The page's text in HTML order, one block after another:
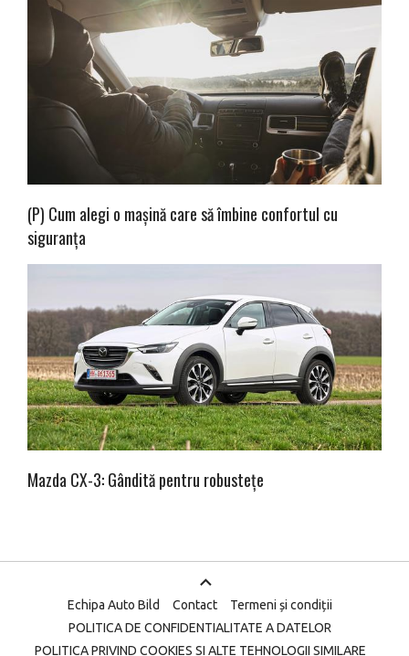
(P) Cum alegi o mașină care să îmbine confortul cu
siguranța
Mazda CX-3: Gândită pentru robustețe
Echipa Auto Bild Contact
Termeni și condiții
POLITICA DE CONFIDENTIALITATE A DATELOR
POLITICA PRIVIND COOKIES SI ALTE TEHNOLOGII SIMILARE